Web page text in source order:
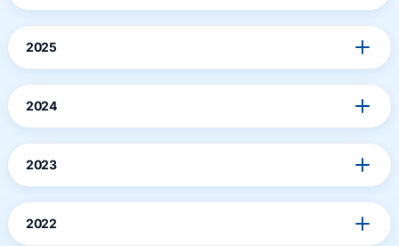
2025
2024
2023
2022